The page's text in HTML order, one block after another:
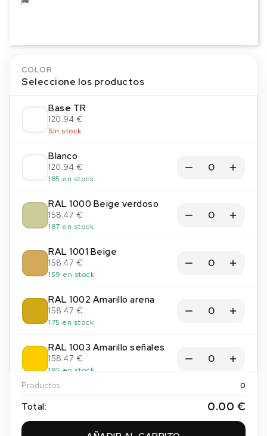
COLOR
Seleccione los productos
Base TR
120.94 €
Sin stock
Blanco
120.94 €
185 en stock
RAL 1000 Beige verdoso
158.47 €
187 en stock
RAL 1001 Beige
158.47 €
159 en stock
RAL 1002 Amarillo arena
158.47 €
175 en stock
RAL 1003 Amarillo señales
158.47 €
195 en stock
Productos: 0
Total: 0.00 €